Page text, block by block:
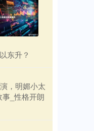
东升？
，明媚小太
_性格开朗